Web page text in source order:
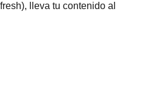
lleva tu contenido al